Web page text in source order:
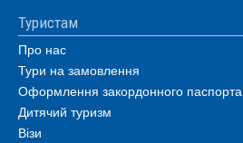
Туристам
Про нас
Тури на замовлення
Оформлення закордонного паспорта
Дитячий туризм
Візи